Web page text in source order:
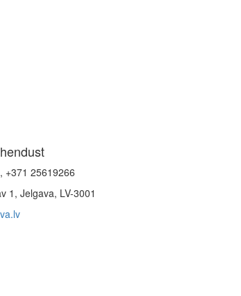
+371 25619266
1, Jelgava, LV-3001